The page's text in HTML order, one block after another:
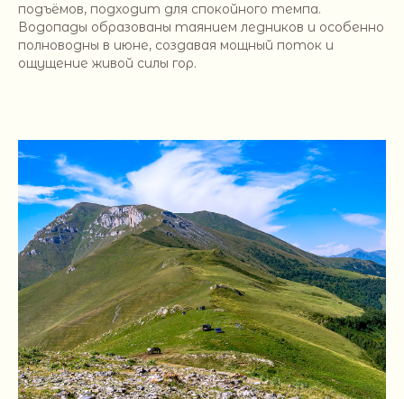
подъёмов, подходит для спокойного темпа.
Водопады образованы таянием ледников и особенно
полноводны в июне, создавая мощный поток и
ощущение живой силы гор.